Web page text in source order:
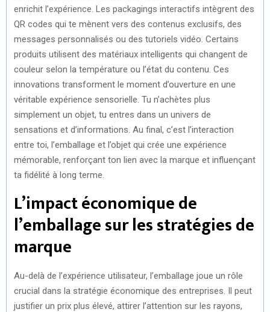
enrichit l’expérience. Les packagings interactifs intègrent des
QR codes qui te mènent vers des contenus exclusifs, des
messages personnalisés ou des tutoriels vidéo. Certains
produits utilisent des matériaux intelligents qui changent de
couleur selon la température ou l’état du contenu. Ces
innovations transforment le moment d’ouverture en une
véritable expérience sensorielle. Tu n’achètes plus
simplement un objet, tu entres dans un univers de
sensations et d’informations. Au final, c’est l’interaction
entre toi, l’emballage et l’objet qui crée une expérience
mémorable, renforçant ton lien avec la marque et influençant
ta fidélité à long terme.
L’impact économique de
l’emballage sur les stratégies de
marque
Au-delà de l’expérience utilisateur, l’emballage joue un rôle
crucial dans la stratégie économique des entreprises. Il peut
justifier un prix plus élevé, attirer l’attention sur les rayons,